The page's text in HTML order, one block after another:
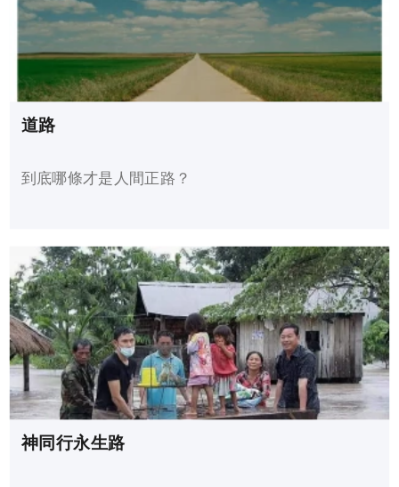
道路
到底哪條才是人間正路？
神同行永生路